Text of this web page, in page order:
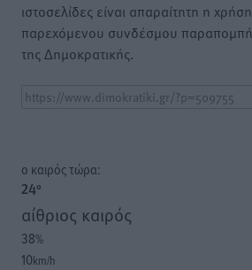
ιστοσελίδες είναι απαραίτητη η
παρεχόμενου συνδέσμου
της Δημοκρατικής.
o καιρός τώρα:
24°
αίθριος καιρός
38%
10km/h